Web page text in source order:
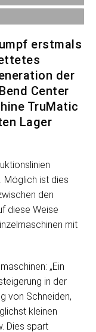
erstmals
der
Center
TruMatic
Lager
Möglich ist dies
den
diese Weise
mit
„Ein
in der
von Schneiden,
kleinen
Dies spart